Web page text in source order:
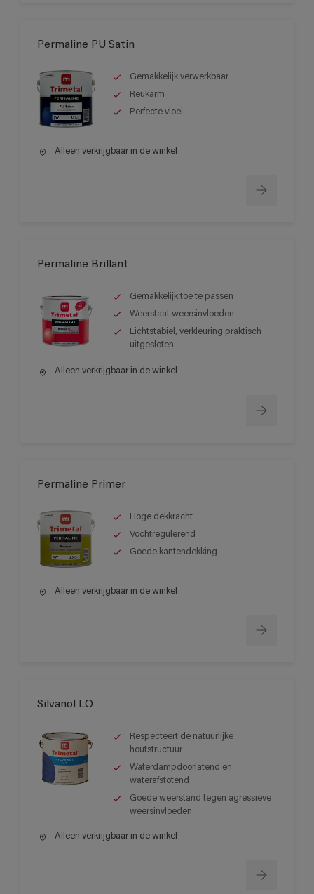
Permaline PU Satin
Gemakkelijk verwerkbaar
Reukarm
Perfecte vloei
Alleen verkrijgbaar in de winkel
Permaline Brillant
Gemakkelijk toe te passen
Weerstaat weersinvloeden
Lichtstabiel, verkleuring praktisch
uitgesloten
Alleen verkrijgbaar in de winkel
Permaline Primer
Hoge dekkracht
Vochtregulerend
Goede kantendekking
Alleen verkrijgbaar in de winkel
Silvanol LO
Respecteert de natuurlijke
houtstructuur
Waterdampdoorlatend en
waterafstotend
Goede weerstand tegen agressieve
weersinvloeden
Alleen verkrijgbaar in de winkel